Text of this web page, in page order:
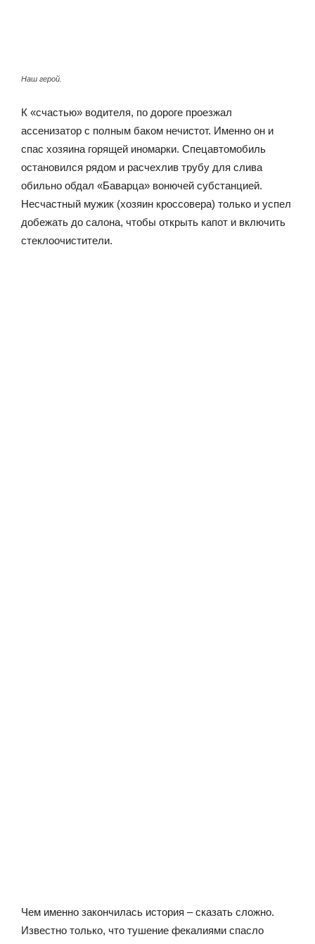
Наш герой.
К «счастью» водителя, по дороге проезжал
ассенизатор с полным баком нечистот. Именно он и
спас хозяина горящей иномарки. Спецавтомобиль
остановился рядом и расчехлив трубу для слива
обильно обдал «Баварца» вонючей субстанцией.
Несчастный мужик (хозяин кроссовера) только и успел
добежать до салона, чтобы открыть капот и включить
стеклоочистители.
Чем именно закончилась история – сказать сложно.
Известно только, что тушение фекалиями спасло